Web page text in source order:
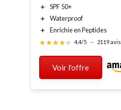
＋
SPF 50+
＋
Waterproof
＋
Enrichie en Peptides
★★★★★
★★★★★ 4,4/5 — 2119 avis
Voir l'offre